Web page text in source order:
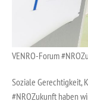
VENRO-Forum
Soziale Gerechtigkeit,
#NROZukunft haben